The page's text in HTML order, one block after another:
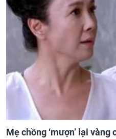
Mẹ chồng ‘mượn’ lại